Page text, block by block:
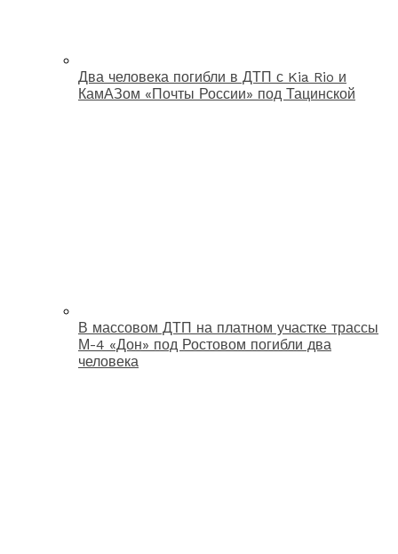
Два человека погибли в ДТП с Kia Rio и
КамАЗом «Почты России» под Тацинской
В массовом ДТП на платном участке трассы
М-4 «Дон» под Ростовом погибли два
человека